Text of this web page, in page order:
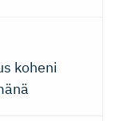
koheni